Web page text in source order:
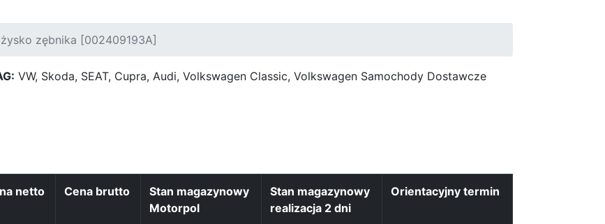
zębnika [002409193A]
VW, Skoda, SEAT, Cupra, Audi, Volkswagen Classic, Volkswagen Samochody Dostawcze
netto Cena brutto
Stan magazynowy
Motorpol
Stan magazynowy
realizacja 2 dni
Orientacyjny termin